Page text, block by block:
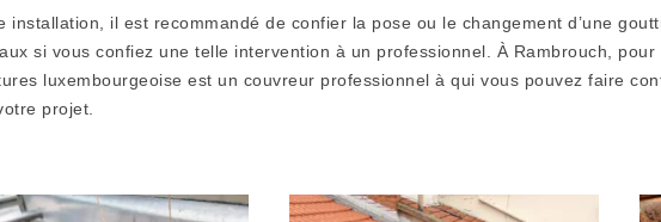
installation, il est recommandé de confier la pose ou le changement d’une
si vous confiez une telle intervention à un professionnel. À Rambrouch,
luxembourgeoise est un couvreur professionnel à qui vous pouvez faire
projet.